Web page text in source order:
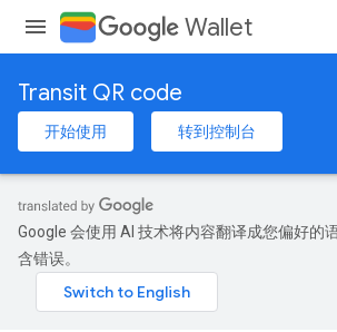
Wallet
Transit QR code
开始使用 转到控制台
Google 会使用 AI 技术将内容翻译成您偏好的
含错误。